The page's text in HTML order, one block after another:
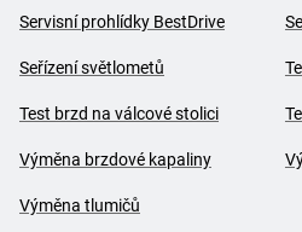
Servisní prohlídky BestDrive
Seřízení světlometů
Test brzd na válcové stolici
Výměna brzdové kapaliny
Výměna tlumičů